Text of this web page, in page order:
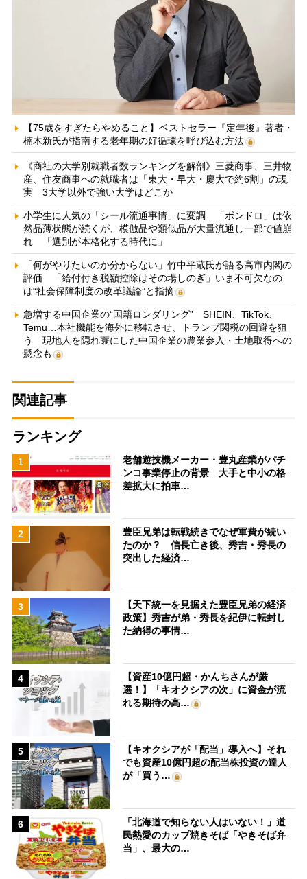
【75歳をすぎたらやめること】ベストセラー『定年後』著者・
楠木新氏が指南する老年期の好循環を呼び込む方法
《商社の大学別就職者数ランキングを解剖》三菱商事、三井物
産、住友商事への就職者は「東大・早大・慶大で約6割」の現
実 3大学以外で強い大学はどこか
小学生に人気の「シール流通事情」に変調 「ボンドロ」は依
然品薄状態が続くが、模倣品や類似品が大量流通し一部で値崩
れ 「選別が本格化する時代に」
「何がやりたいのか分からない」竹中平蔵氏が語る高市内閣の
評価 「給付付き税額控除はその場しのぎ」いま不可欠なの
は“社会保障制度の改革議論”と指摘
急増する中国企業の“国籍ロンダリング” SHEIN、TikTok、
Temu…本社機能を海外に移転させ、トランプ関税の回避を狙
う 現地人を隠れ蓑にした中国企業の農業参入・土地取得への
懸念も
関連記事
ランキング
1
老舗遊技機メーカー・豊丸産業がパチ
ンコ事業停止の背景 大手と中小の格
差拡大に拍車…
2
豊臣兄弟は転戦続きでなぜ軍費が続い
たのか？ 信長亡き後、秀吉・秀長の
突出した経済…
3
【天下統一を見据えた豊臣兄弟の経済
政策】秀吉が弟・秀長を紀伊に転封し
た納得の事情…
4
【資産10億円超・かんちさんが厳
選！】「キオクシアの次」に資金が流
れる期待の高…
5
【キオクシアが「配当」導入へ】それ
でも資産10億円超の配当株投資の達人
が「買う…
6
「北海道で知らない人はいない！」道
民熱愛のカップ焼きそば「やきそば弁
当」、最大の…